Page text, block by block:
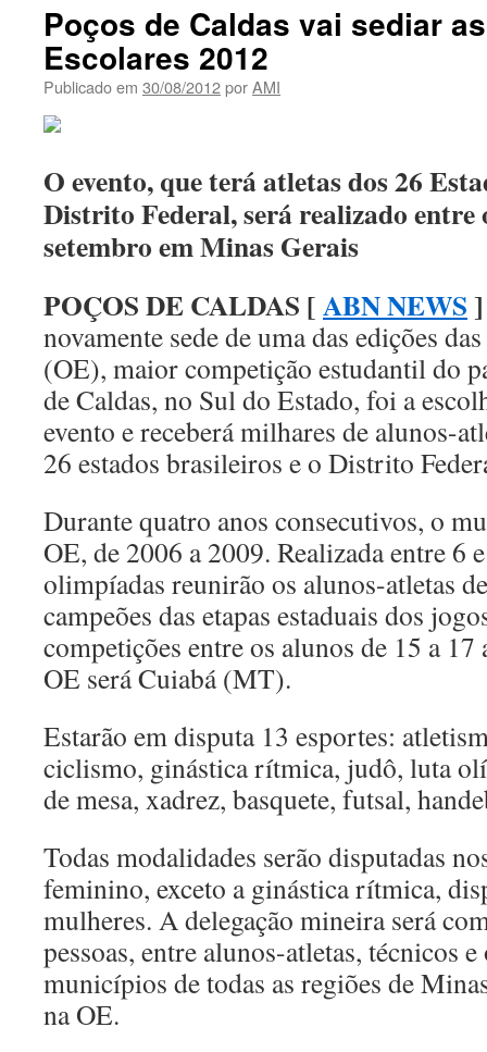
Poços de Caldas vai sediar
Escolares 2012
Publicado em 30/08/2012porAMI
O evento, que terá atletas dos 26
Distrito Federal, será realizado entre
setembro em Minas Gerais
POÇOS DE CALDAS [ABN NEWS]
novamente sede de uma das edições
(OE), maior competição estudantil do
de Caldas, no Sul do Estado, foi a
evento e receberá milhares de alunos-
26 estados brasileiros e o Distrito
Durante quatro anos consecutivos, o
OE, de 2006 a 2009. Realizada entre 6
olimpíadas reunirão os alunos-atletas
campeões das etapas estaduais dos
competições entre os alunos de 15 a 17
OE será Cuiabá (MT).
Estarão em disputa 13 esportes:
ciclismo, ginástica rítmica, judô, luta
de mesa, xadrez, basquete, futsal,
Todas modalidades serão disputadas
feminino, exceto a ginástica rítmica,
mulheres. A delegação mineira será
pessoas, entre alunos-atletas, técnicos
municípios de todas as regiões de
na OE.